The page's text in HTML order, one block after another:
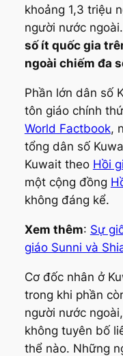
khoảng 1,3 triệu
người nước
số ít quốc gia
ngoài chiếm đa
Phần lớn dân số
tôn giáo chính
World Factbook,
tổng dân số
Kuwait theo Hồi
một cộng đồng
không đáng kể.
Xem thêm: Sự
giáo Sunni và
Cơ đốc nhân ở
trong khi phần
người nước
không tuyên bố
thể nào. Những